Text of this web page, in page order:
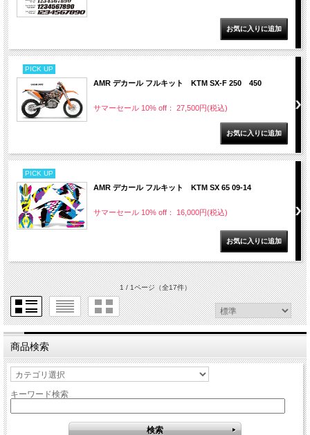
PICK UP
AMR デカール フルキット KTM SX-F 250 450
サマーセール 10% off： 27,500円(税込)
PICK UP
AMR デカール フルキット KTM SX 65 09-14
サマーセール 10% off： 16,000円(税込)
1 / 1ページ（全17件）
商品検索
キーワード検索